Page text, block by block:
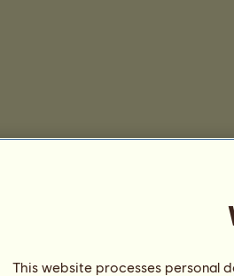
This website processes personal